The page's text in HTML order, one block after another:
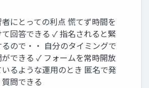
にとっての利点 慌てず時間を
て回答できる ✓ 指名されると緊
るので・・ 自分のタイミングで
できる ✓ フォームを常時開放
いるような運用のとき 匿名で発
問できる